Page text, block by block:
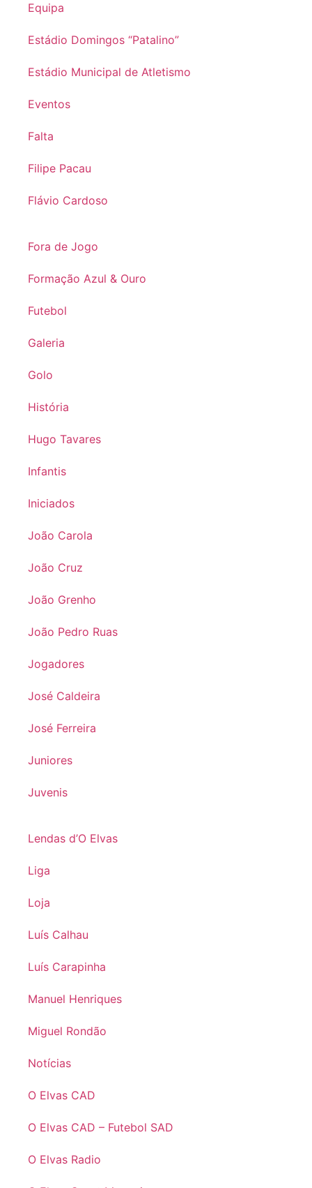
Equipa
Estádio Domingos “Patalino”
Estádio Municipal de Atletismo
Eventos
Falta
Filipe Pacau
Flávio Cardoso
Fora de Jogo
Formação Azul & Ouro
Futebol
Galeria
Golo
História
Hugo Tavares
Infantis
Iniciados
João Carola
João Cruz
João Grenho
João Pedro Ruas
Jogadores
José Caldeira
José Ferreira
Juniores
Juvenis
Lendas d’O Elvas
Liga
Loja
Luís Calhau
Luís Carapinha
Manuel Henriques
Miguel Rondão
Notícias
O Elvas CAD
O Elvas CAD – Futebol SAD
O Elvas Radio